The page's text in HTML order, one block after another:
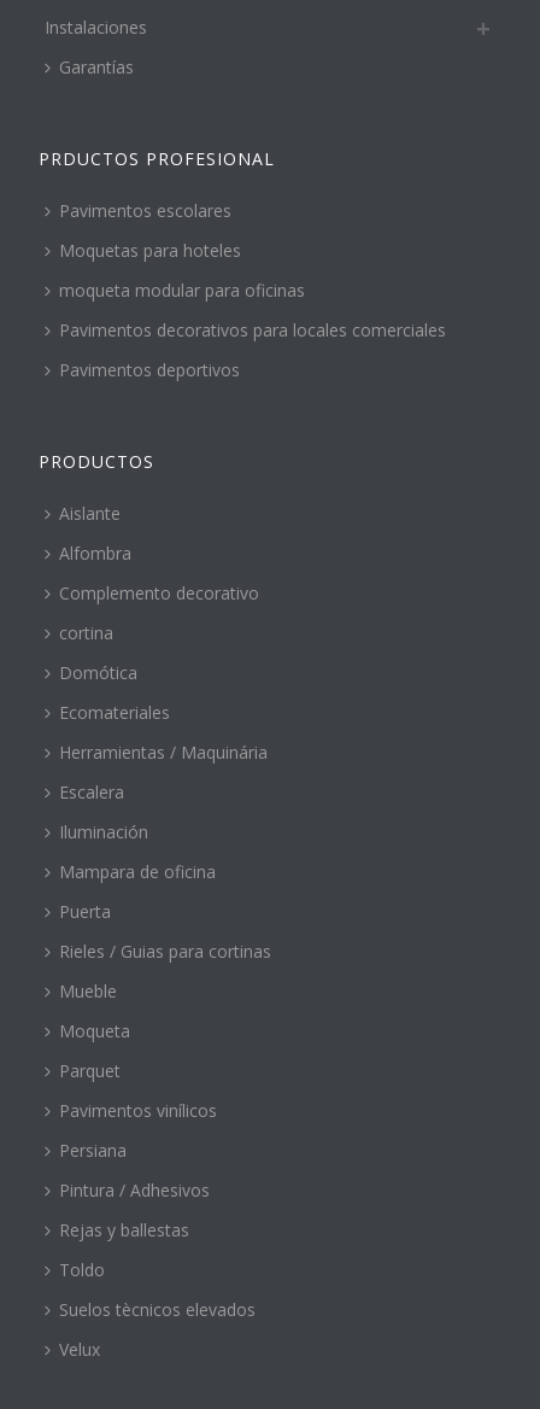
Instalaciones
Garantías
PRDUCTOS PROFESIONAL
Pavimentos escolares
Moquetas para hoteles
moqueta modular para oficinas
Pavimentos decorativos para locales comerciales
Pavimentos deportivos
PRODUCTOS
Aislante
Alfombra
Complemento decorativo
cortina
Domótica
Ecomateriales
Herramientas / Maquinária
Escalera
Iluminación
Mampara de oficina
Puerta
Rieles / Guias para cortinas
Mueble
Moqueta
Parquet
Pavimentos vinílicos
Persiana
Pintura / Adhesivos
Rejas y ballestas
Toldo
Suelos tècnicos elevados
Velux